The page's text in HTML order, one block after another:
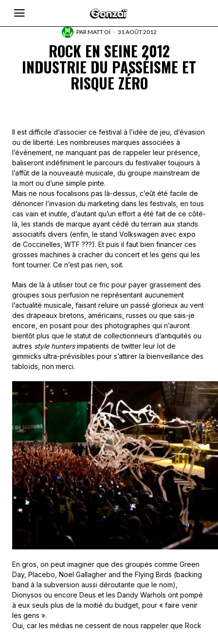
PARMATT OÏ 31 AOÛT 2012
ROCK EN SEINE 2012
INDUSTRIE DU PASSÉISME ET
RISQUE ZÉRO
Il est difficile d’associer ce festival à l’idée de jeu, d’évasion
ou de liberté. Les nombreuses marques associées à
l’évènement, ne manquant pas de rappeler leur présence,
baliseront indéfiniment le parcours du festivalier toujours à
l’affût de la nouveauté musicale, du groupe mainstream de
la mort ou d’une simple pinte.
Mais ne nous focalisons pas là-dessus, c’eût été facile de
dénoncer l’invasion du marketing dans les festivals, en tous
cas vain et inutile, d’autant qu’un effort a été fait de ce côté-
là, les stands de marque ayant cédé du terrain aux stands
associatifs divers (enfin, le stand Volkswagen avec expo
de Coccinelles, WTF ???). Et puis il faut bien financer ces
grosses machines à cracher du concert et les gens qui les
font tourner. Ce n’est pas rien, soit.
Mais de là à utiliser tout ce fric pour payer grassement des
groupes sous perfusion ne représentant aucunement
l’actualité musicale, faisant reluire un passé glorieux au vent
des drapeaux bretons, américains, russes ou que sais-je
encore, en posant pour des photographes qui n’auront
bientôt plus que le statut de collectionneurs d’antiquités ou
autres style huntersimpatients de twitter leur lot de
gimmicks ultra-prévisibles pour s’attirer la bienveillance des
tabloïds, non merci.
En gros, on peut imaginer que des groupes comme Green
Day, Placebo, Noel Gallagher and the Flying Birds (backing
band à la subversion aussi déroutante que le nom),
Dionysos ou encore Deus et les Dandy Warhols ont pompé
à eux seuls plus de la moitié du budget, pour « faire venir
les gens ».
Oui, car les médias ne cessent de nous rappeler que Rock